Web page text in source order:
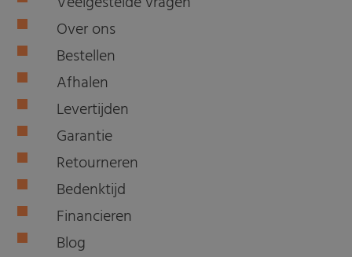
Over ons
Bestellen
Afhalen
Levertijden
Garantie
Retourneren
Bedenktijd
Financieren
Blog